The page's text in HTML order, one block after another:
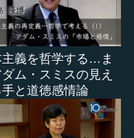
主義を哲学する…ま
ム・スミスの見え
手と道徳感情論